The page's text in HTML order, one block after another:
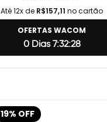
Até 12x de R$157,11 no cartão
OFERTAS WACOM
0 Dias 7:32:27
19% OFF